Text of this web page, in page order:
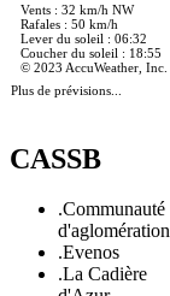
Vents : 32 km/h NW
Rafales : 50 km/h
Lever du soleil : 06:32
Coucher du soleil : 18:55
© 2023 AccuWeather, Inc.
Plus de prévisions...
CASSB
.Communauté
d'aglomération
.Evenos
.La Cadière